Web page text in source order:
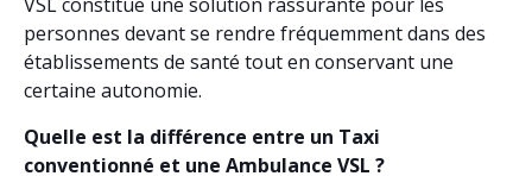
personnes devant se rendre fréquemment dans des
établissements de santé tout en conservant une
certaine autonomie.
Quelle est la différence entre un Taxi
conventionné et une Ambulance VSL ?